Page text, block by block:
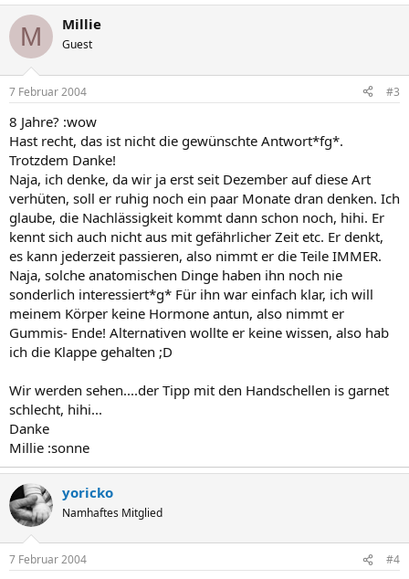
M Millie
Guest
7 Februar 2004 #3
8 Jahre? :wow
Hast recht, das ist nicht die gewünschte Antwort*fg*.
Trotzdem Danke!
Naja, ich denke, da wir ja erst seit Dezember auf diese Art
verhüten, soll er ruhig noch ein paar Monate dran denken. Ich
glaube, die Nachlässigkeit kommt dann schon noch, hihi. Er
kennt sich auch nicht aus mit gefährlicher Zeit etc. Er denkt,
es kann jederzeit passieren, also nimmt er die Teile IMMER.
Naja, solche anatomischen Dinge haben ihn noch nie
sonderlich interessiert*g* Für ihn war einfach klar, ich will
meinem Körper keine Hormone antun, also nimmt er
Gummis- Ende! Alternativen wollte er keine wissen, also hab
ich die Klappe gehalten ;D
Wir werden sehen....der Tipp mit den Handschellen is garnet
schlecht, hihi...
Danke
Millie :sonne
yoricko
Namhaftes Mitglied
7 Februar 2004 #4